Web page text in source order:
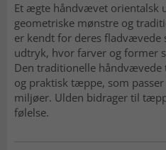
Et ægte håndvævet orientalsk
geometriske mønstre og
er kendt for deres fladvævede
udtryk, hvor farver og former
Den traditionelle
og praktisk tæppe, som
miljøer. Ulden bidrager til
følelse.